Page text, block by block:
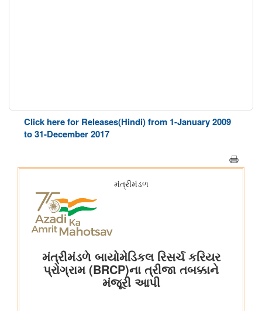
Click here for Releases(Hindi) from 1-January 2009
to 31-December 2017